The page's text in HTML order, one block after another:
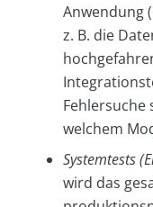
Anwendung
z. B. die
Fehlersuche
welchem
Systemtests
wird das